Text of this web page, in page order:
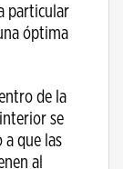
particular
óptima
de la
se
a que las
al